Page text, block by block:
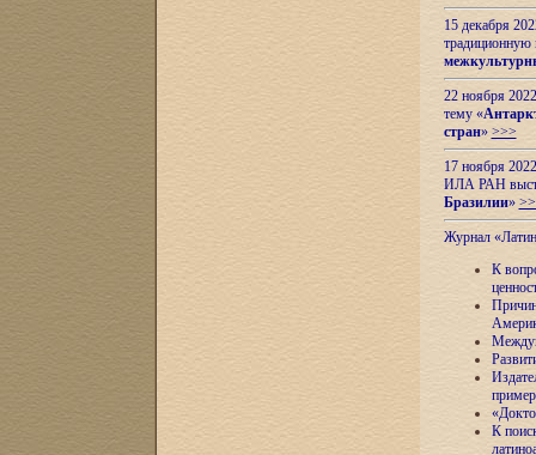
15 декабря
22 ноября
тему «
стран» >>>
17 ноября
ИЛА РАН
Бразилии»
Журнал
К
К